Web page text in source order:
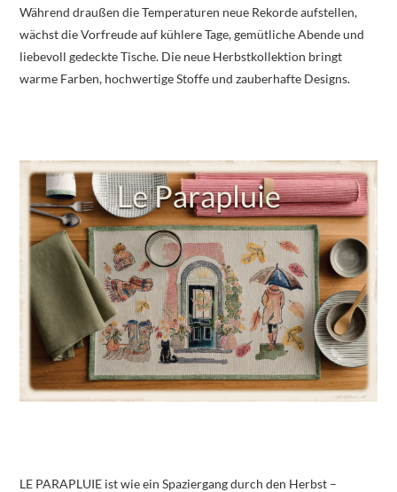
Während draußen die Temperaturen neue Rekorde aufstellen,
wächst die Vorfreude auf kühlere Tage, gemütliche Abende und
liebevoll gedeckte Tische. Die neue Herbstkollektion bringt
warme Farben, hochwertige Stoffe und zauberhafte Designs.
LE PARAPLUIE ist wie ein Spaziergang durch den Herbst –